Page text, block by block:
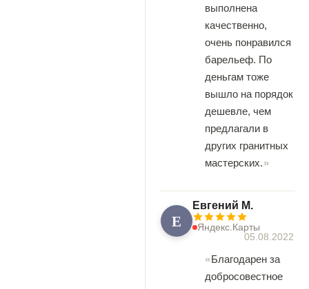
выполнена
качественно,
очень понравился
барельеф. По
деньгам тоже
вышло на порядок
дешевле, чем
предлагали в
других гранитных
мастерских.
Е
Евгений М.
Яндекс.Карты
05.08.2022
Благодарен за
добросовестное